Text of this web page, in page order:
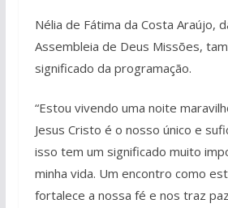
Nélia de Fátima da Costa Araújo,
Assembleia de Deus Missões,
significado da programação.
“Estou vivendo uma noite
Jesus Cristo é o nosso único e
isso tem um significado muito
minha vida. Um encontro como
fortalece a nossa fé e nos traz